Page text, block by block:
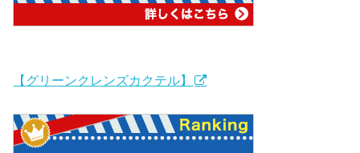
【グリーンクレンズカクテル】